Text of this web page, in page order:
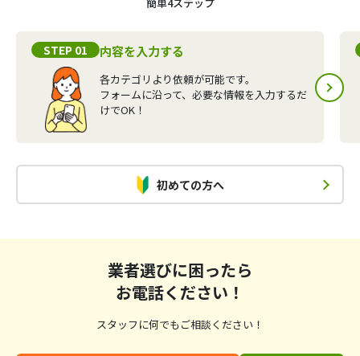
STEP 01 内容を入力する
各カテゴリより依頼が可能です。
フォームに沿って、必要な情報を入力するだ
けでOK！
初めての方へ
業者選びに困ったら
お電話ください！
スタッフに何でもご相談ください！